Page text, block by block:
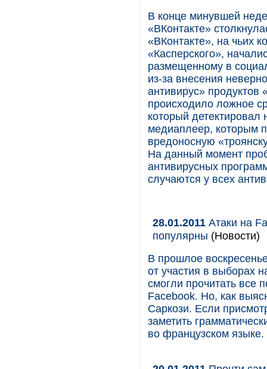
В конце минувшей
«ВКонтакте»
«ВКонтакте», на чьих
«Касперского»,
размещенному в
из-за внесения
антивирус» продуктов
происходило ложное
который детектировал
медиаплеер, которым
вредоносную
На данный момент
антивирусных
случаются у всех
28.01.2011 Атаки на
популярны (Новости)
В прошлое
от участия в выборах
смогли прочитать все
Facebook. Но, как
Саркози. Если
заметить
во французском языке.